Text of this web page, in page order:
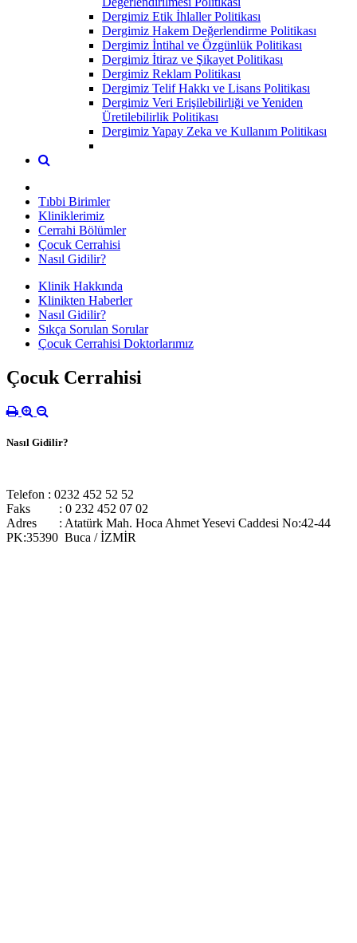
Dergimiz Etik İhlaller Politikası
Dergimiz Hakem Değerlendirme Politikası
Dergimiz İntihal ve Özgünlük Politikası
Dergimiz İtiraz ve Şikayet Politikası
Dergimiz Reklam Politikası
Dergimiz Telif Hakkı ve Lisans Politikası
Dergimiz Veri Erişilebilirliği ve Yeniden
Üretilebilirlik Politikası
Dergimiz Yapay Zeka ve Kullanım Politikası
Tıbbi Birimler
Kliniklerimiz
Cerrahi Bölümler
Çocuk Cerrahisi
Nasıl Gidilir?
Klinik Hakkında
Klinikten Haberler
Nasıl Gidilir?
Sıkça Sorulan Sorular
Çocuk Cerrahisi Doktorlarımız
Çocuk Cerrahisi
Nasıl Gidilir?
Telefon : 0232 452 52 52
Faks : 0 232 452 07 02
Adres : Atatürk Mah. Hoca Ahmet Yesevi Caddesi No:42-44
PK:35390 Buca / İZMİR